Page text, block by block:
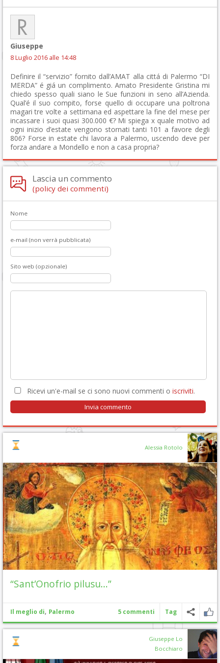
Giuseppe
8 Luglio 2016 alle 14:48
Definire il “servizio” fornito dall’AMAT alla cittá di Palermo “DI
MERDA” é giá un complimento. Amato Presidente Gristina mi
chiedo spesso quali siano le Sue funzioni in seno all’Azienda.
Qual’é il suo compito, forse quello di occupare una poltrona
magari tre volte a settimana ed aspettare la fine del mese per
incassare i suoi quasi 300.000 €? Mi spiega x quale motivo ad
ogni inizio d’estate vengono stornati tanti 101 a favore degli
806? Forse in estate chi lavora a Palermo, uscendo deve per
forza andare a Mondello e non a casa propria?
Lascia un commento
(policy dei commenti)
Nome
e-mail (non verrà pubblicata)
Sito web (opzionale)
Ricevi un'e-mail se ci sono nuovi commenti o iscriviti.
Alessia Rotolo
“Sant’Onofrio pilusu…”
Il meglio di, Palermo 5 commenti Tag
Giuseppe Lo
Bocchiaro